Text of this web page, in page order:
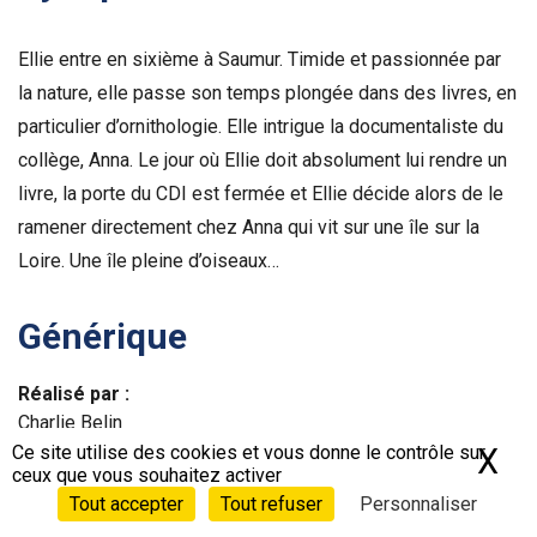
Ellie entre en sixième à Saumur. Timide et passionnée par
la nature, elle passe son temps plongée dans des livres, en
particulier d’ornithologie. Elle intrigue la documentaliste du
collège, Anna. Le jour où Ellie doit absolument lui rendre un
livre, la porte du CDI est fermée et Ellie décide alors de le
ramener directement chez Anna qui vit sur une île sur la
Loire. Une île pleine d’oiseaux…
Générique
Réalisé par :
Charlie Belin
Écrit par :
Charlie Belin, Mariannick Bellot
Ce site utilise des cookies et vous donne le contrôle sur
ceux que vous souhaitez activer
Tout accepter
Tout refuser Personnaliser
X